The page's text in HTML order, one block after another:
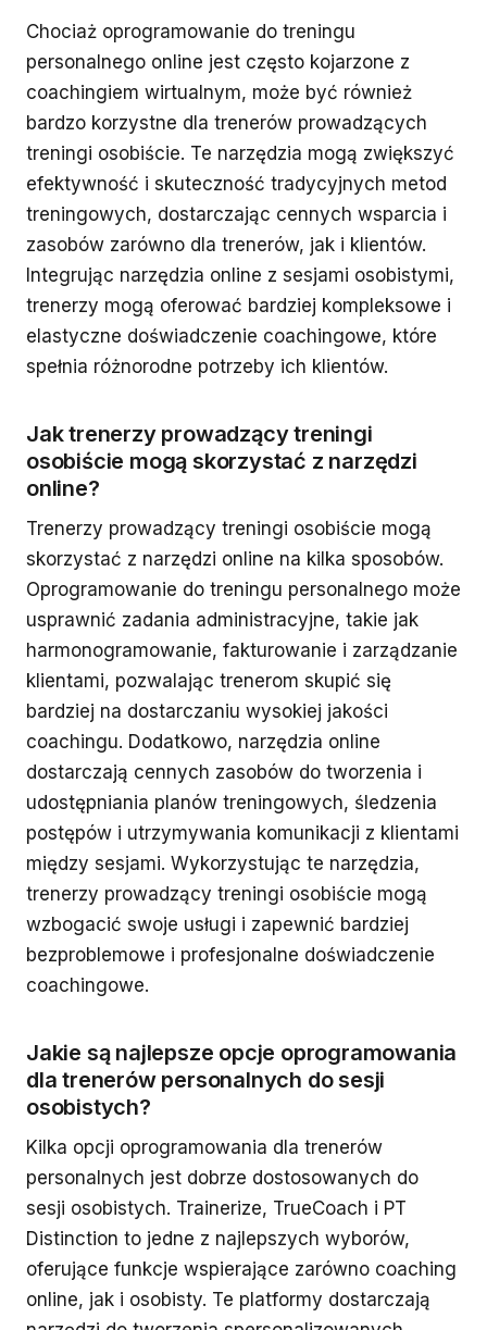
Chociaż oprogramowanie do treningu
personalnego online jest często kojarzone z
coachingiem wirtualnym, może być również
bardzo korzystne dla trenerów prowadzących
treningi osobiście. Te narzędzia mogą zwiększyć
efektywność i skuteczność tradycyjnych metod
treningowych, dostarczając cennych wsparcia i
zasobów zarówno dla trenerów, jak i klientów.
Integrując narzędzia online z sesjami osobistymi,
trenerzy mogą oferować bardziej kompleksowe i
elastyczne doświadczenie coachingowe, które
spełnia różnorodne potrzeby ich klientów.
Jak trenerzy prowadzący treningi
osobiście mogą skorzystać z narzędzi
online?
Trenerzy prowadzący treningi osobiście mogą
skorzystać z narzędzi online na kilka sposobów.
Oprogramowanie do treningu personalnego może
usprawnić zadania administracyjne, takie jak
harmonogramowanie, fakturowanie i zarządzanie
klientami, pozwalając trenerom skupić się
bardziej na dostarczaniu wysokiej jakości
coachingu. Dodatkowo, narzędzia online
dostarczają cennych zasobów do tworzenia i
udostępniania planów treningowych, śledzenia
postępów i utrzymywania komunikacji z klientami
między sesjami. Wykorzystując te narzędzia,
trenerzy prowadzący treningi osobiście mogą
wzbogacić swoje usługi i zapewnić bardziej
bezproblemowe i profesjonalne doświadczenie
coachingowe.
Jakie są najlepsze opcje oprogramowania
dla trenerów personalnych do sesji
osobistych?
Kilka opcji oprogramowania dla trenerów
personalnych jest dobrze dostosowanych do
sesji osobistych. Trainerize, TrueCoach i PT
Distinction to jedne z najlepszych wyborów,
oferujące funkcje wspierające zarówno coaching
online, jak i osobisty. Te platformy dostarczają